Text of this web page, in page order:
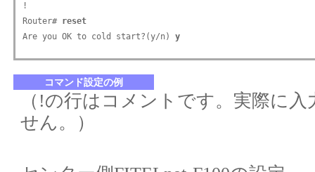
!
Router# reset
Are you OK to cold start?(y/n) y
コマンド設定の例
（!の行はコメントです。実際に
せん。）